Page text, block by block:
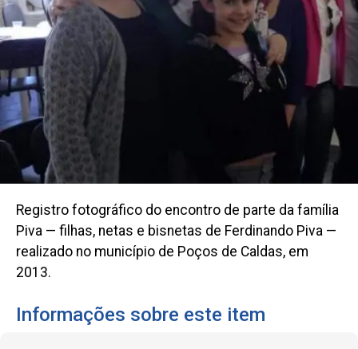
Registro fotográfico do encontro de parte da família
Piva — filhas, netas e bisnetas de Ferdinando Piva —
realizado no município de Poços de Caldas, em
2013.
Informações sobre este item